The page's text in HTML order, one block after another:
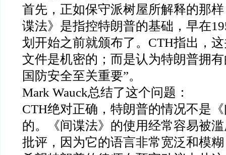
首先，正如保守派树屋所解释的那
谍法》是指控特朗普的基础，早在
划开始之前就颁布了。 CTH指出，
文件是机密的；而是认为特朗普拥
国防安全至关重要”。
Mark Wauck总结了这个问题：
CTH绝对正确，特朗普的情况不是
的。《间谍法》的使用经常容易被
批评，因为它的语言非常宽泛和模